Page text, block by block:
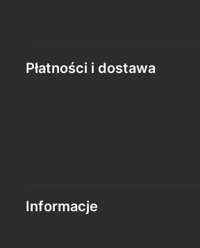
Płatności i dostawa
Informacje